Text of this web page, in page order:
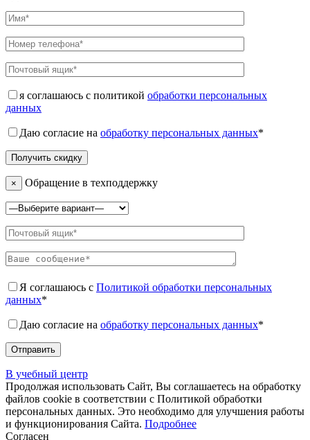
я соглашаюсь с политикой обработки персональных
данных
Даю согласие на обработку персональных данных*
× Обращение в техподдержку
Я соглашаюсь с Политикой обработки персональных
данных*
Даю согласие на обработку персональных данных*
В учебный центр
Продолжая использовать Сайт, Вы соглашаетесь на обработку
файлов cookie в соответствии с Политикой обработки
персональных данных. Это необходимо для улучшения работы
и функционирования Сайта. Подробнее
Согласен